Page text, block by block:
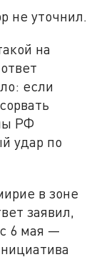
не уточнил.
на
если
РФ
удар по
в зоне
заявил,
6 мая —